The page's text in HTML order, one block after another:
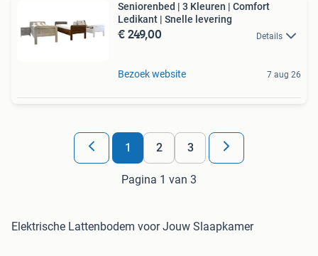
Seniorenbed | 3 Kleuren | Comfort
Ledikant | Snelle levering
€ 249,00 Details
Bezoek website 7 aug 26
1 2 3
Pagina 1 van 3
Elektrische Lattenbodem voor Jouw Slaapkamer